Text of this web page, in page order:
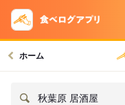
ホーム
秋葉原 居酒屋